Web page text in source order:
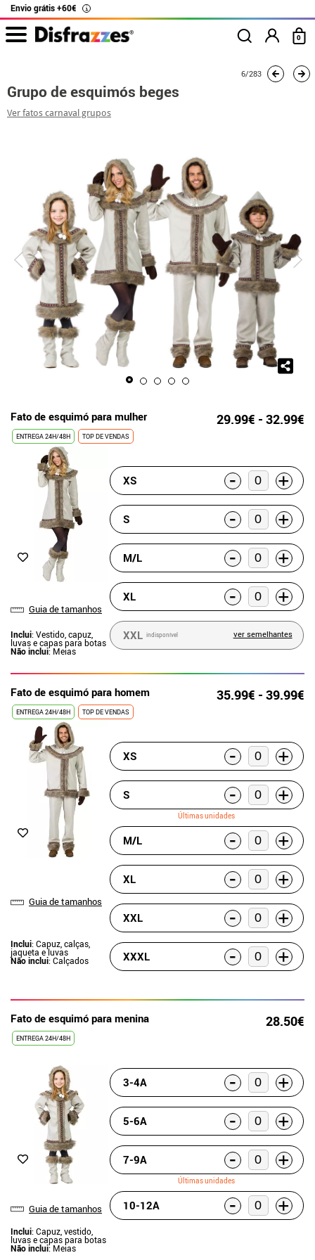
Envio grátis +60€ i
0
6/283
Grupo de esquimós beges
Ver fatos carnaval grupos
Fato de esquimó para mulher 29.99€ - 32.99€
ENTREGA 24H/48H TOP DE VENDAS
Guia de tamanhos
Inclui: Vestido, capuz,
luvas e capas para botas
Não inclui: Meias
XS - +
S - +
M/L - +
XL - +
XXL indisponível ver semelhantes
Fato de esquimó para homem 35.99€ - 39.99€
ENTREGA 24H/48H TOP DE VENDAS
Guia de tamanhos
Inclui: Capuz, calças,
jaqueta e luvas
Não inclui: Calçados
XS - +
S - +
Últimas unidades
M/L - +
XL - +
XXL - +
XXXL - +
Fato de esquimó para menina 28.50€
ENTREGA 24H/48H
Guia de tamanhos
Inclui: Capuz, vestido,
luvas e capas para botas
Não inclui: Meias
3-4A - +
5-6A - +
7-9A - +
Últimas unidades
10-12A - +